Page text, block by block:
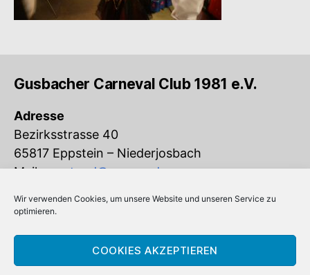
Wir verwenden Cookies, um unsere Website und unseren Service zu
optimieren.
COOKIES AKZEPTIEREN
Gusbacher Carneval Club 1981 e.V.
Adresse
Bezirksstrasse 40
65817 Eppstein – Niederjosbach
Mail:vorstand@gcc-ev.de
Eingetragen im Vereinsregister beim
Amtsgericht Königstein (VR 832)